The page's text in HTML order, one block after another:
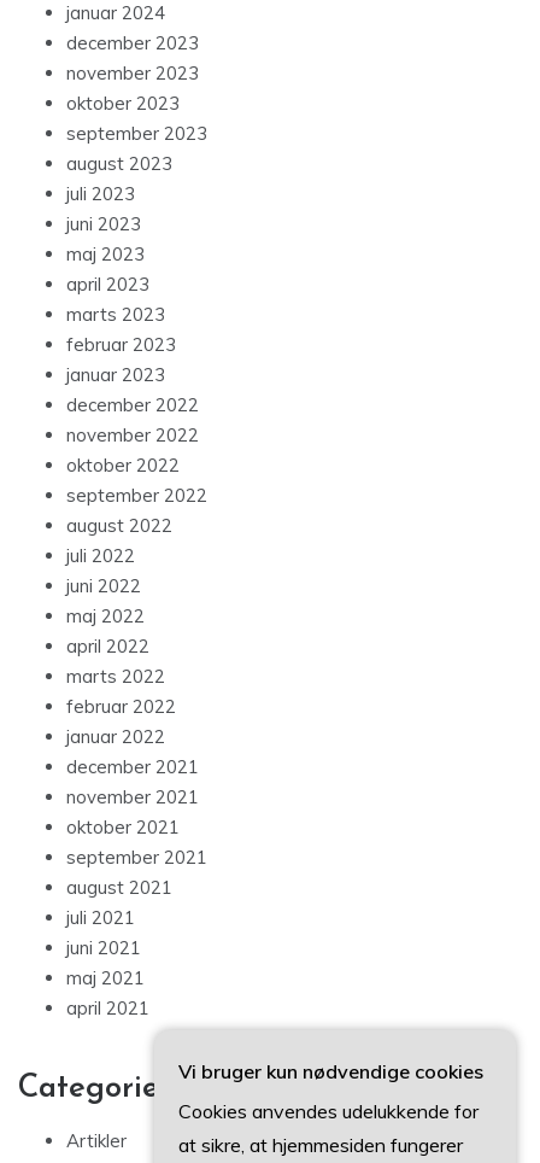
januar 2024
december 2023
november 2023
oktober 2023
september 2023
august 2023
juli 2023
juni 2023
maj 2023
april 2023
marts 2023
februar 2023
januar 2023
december 2022
november 2022
oktober 2022
september 2022
august 2022
juli 2022
juni 2022
maj 2022
april 2022
marts 2022
februar 2022
januar 2022
december 2021
november 2021
oktober 2021
september 2021
august 2021
juli 2021
juni 2021
maj 2021
april 2021
Categories
Artikler
Vi bruger kun nødvendige cookies
Cookies anvendes udelukkende for
at sikre, at hjemmesiden fungerer